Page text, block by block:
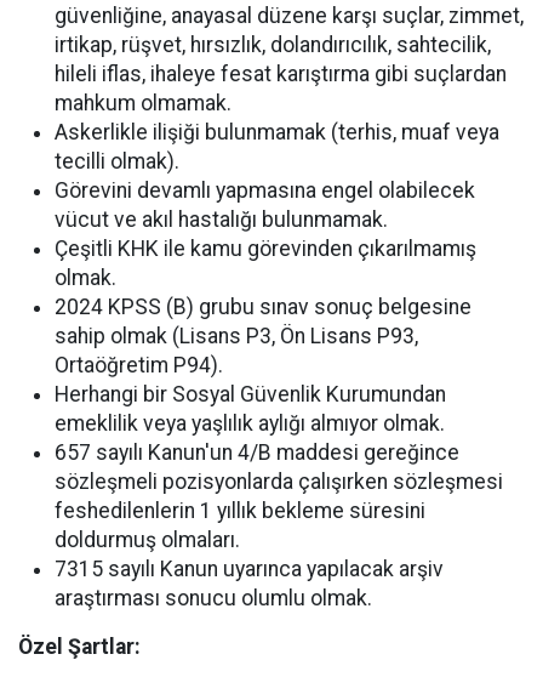
güvenliğine, anayasal düzene karşı suçlar, zimmet,
irtikap, rüşvet, hırsızlık, dolandırıcılık, sahtecilik,
hileli iflas, ihaleye fesat karıştırma gibi suçlardan
mahkum olmamak.
Askerlikle ilişiği bulunmamak (terhis, muaf veya
tecilli olmak).
Görevini devamlı yapmasına engel olabilecek
vücut ve akıl hastalığı bulunmamak.
Çeşitli KHK ile kamu görevinden çıkarılmamış
olmak.
2024 KPSS (B) grubu sınav sonuç belgesine
sahip olmak (Lisans P3, Ön Lisans P93,
Ortaöğretim P94).
Herhangi bir Sosyal Güvenlik Kurumundan
emeklilik veya yaşlılık aylığı almıyor olmak.
657 sayılı Kanun'un 4/B maddesi gereğince
sözleşmeli pozisyonlarda çalışırken sözleşmesi
feshedilenlerin 1 yıllık bekleme süresini
doldurmuş olmaları.
7315 sayılı Kanun uyarınca yapılacak arşiv
araştırması sonucu olumlu olmak.
Özel Şartlar: